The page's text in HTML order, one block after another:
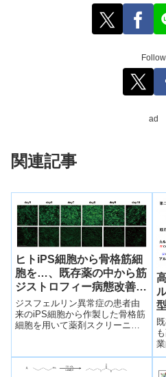
Follow
ad
関連記事
ヒトiPS細胞から骨格筋細
胞を…、既存薬の中から筋
ジストロフィー病態改善効
果を期待できる化合物
ジスフェルリン異常症の患者由
来のiPS細胞から作製した骨格筋
細胞を用いて薬剤スクリーニン
物として既存薬ライブラリーか
らノコダゾールという抗がん剤